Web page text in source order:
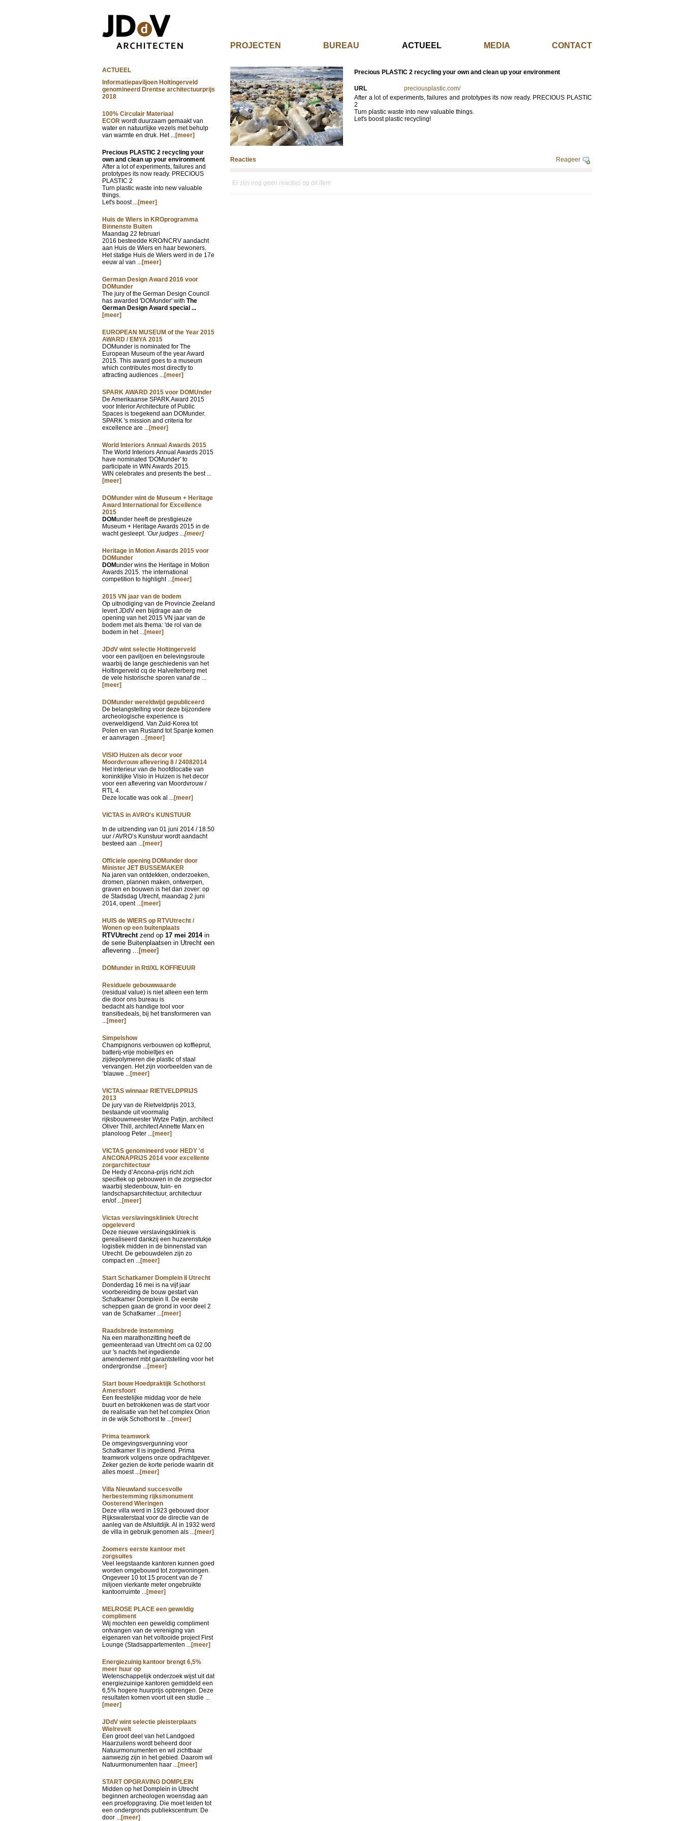
PROJECTEN BUREAU ACTUEEL MEDIA CONTACT
ACTUEEL
Informatiepaviljoen Holtingerveld
genomineerd Drentse architectuurprijs
2018
100% Circulair Materiaal
ECOR wordt duurzaam gemaakt van
water en natuurlijke vezels met behulp
van warmte en druk. Het ...[meer]
Precious PLASTIC 2 recycling your
own and clean up your environment
After a lot of experiments, failures and
prototypes its now ready. PRECIOUS
PLASTIC 2
Turn plastic waste into new valuable
things.
Let's boost ...[meer]
Huis de Wiers in KROprogramma
Binnenste Buiten
Maandag 22 februari
2016 besteedde KRO/NCRV aandacht
aan Huis de Wiers en haar bewoners.
Het statige Huis de Wiers werd in de 17e
eeuw al van ...[meer]
German Design Award 2016 voor
DOMunder
The jury of the German Design Council
has awarded 'DOMunder' with The
German Design Award special ...
[meer]
EUROPEAN MUSEUM of the Year 2015
AWARD / EMYA 2015
DOMunder is nominated for The
European Museum of the year Award
2015. This award goes to a museum
which contributes most directly to
attracting audiences ...[meer]
SPARK AWARD 2015 voor DOMUnder
De Amerikaanse SPARK Award 2015
voor Interior Architecture of Public
Spaces is toegekend aan DOMunder.
SPARK 's mission and criteria for
excellence are ...[meer]
World Interiors Annual Awards 2015
The World Interiors Annual Awards 2015
have nominated 'DOMunder' to
participate in WIN Awards 2015.
WIN celebrates and presents the best ...
[meer]
DOMunder wint de Museum + Heritage
Award International for Excellence
2015
DOMunder heeft de prestigieuze
Museum + Heritage Awards 2015 in de
wacht gesleept. 'Our judges ...[meer]
Heritage in Motion Awards 2015 voor
DOMunder
DOMunder wins the Heritage in Motion
Awards 2015. The international
competition to highlight ...[meer]
2015 VN jaar van de bodem
Op uitnodiging van de Provincie Zeeland
levert JDdV een bijdrage aan de
opening van het 2015 VN jaar van de
bodem met als thema: 'de rol van de
bodem in het ...[meer]
JDdV wint selectie Holtingerveld
voor een paviljoen en belevingsroute
waarbij de lange geschiedenis van het
Holtingerveld cq de Halvelterberg met
de vele historische sporen vanaf de ...
[meer]
DOMunder wereldwijd gepubliceerd
De belangstelling voor deze bijzondere
archeologische experience is
overweldigend. Van Zuid-Korea tot
Polen en van Rusland tot Spanje komen
er aanvragen ...[meer]
VISIO Huizen als decor voor
Moordvrouw aflevering 8 / 24082014
Het interieur van de hoofdlocatie van
koninklijke Visio in Huizen is het decor
voor een aflevering van Moordvrouw /
RTL 4.
Deze locatie was ook al ...[meer]
VICTAS in AVRO's KUNSTUUR
In de uitzending van 01 juni 2014 / 18.50
uur / AVRO’s Kunstuur wordt aandacht
besteed aan ...[meer]
Officiele opening DOMunder door
Minister JET BUSSEMAKER
Na jaren van ontdekken, onderzoeken,
dromen, plannen maken, ontwerpen,
graven en bouwen is het dan zover: op
de Stadsdag Utrecht, maandag 2 juni
2014, opent ...[meer]
HUIS de WIERS op RTVUtrecht /
Wonen op een buitenplaats
RTVUtrechtzend op 17 mei 2014 in
de serie Buitenplaatsen in Utrecht een
aflevering ... [meer]
DOMunder in Rtl/XL KOFFIEUUR
Residuele gebouwwaarde
(residual value) is niet alleen een term
die door ons bureau is
bedacht als handige tool voor
transitiedeals, bij het transformeren van
...[meer]
Simpelshow
Champignons verbouwen op koffieprut,
batterij-vrije mobieltjes en
zijdepolymeren die plastic of staal
vervangen. Het zijn voorbeelden van de
‘blauwe ...[meer]
VICTAS winnaar RIETVELDPRIJS
2013
De jury van de Rietveldprijs 2013,
bestaande uit voormalig
rijksbouwmeester Wytze Patijn, architect
Oliver Thill, architect Annette Marx en
planoloog Peter ...[meer]
VICTAS genomineerd voor HEDY 'd
ANCONAPRIJS 2014 voor excellente
zorgarchitectuur
De Hedy d’Ancona-prijs richt zich
specifiek op gebouwen in de zorgsector
waarbij stedenbouw, tuin- en
landschapsarchitectuur, architectuur
en/of ...[meer]
Victas verslavingskliniek Utrecht
opgeleverd
Deze nieuwe verslavingskliniek is
gerealiseerd dankzij een huzarenstukje
logistiek midden in de binnenstad van
Utrecht. De gebouwdelen zijn zo
compact en ...[meer]
Start Schatkamer Domplein II Utrecht
Donderdag 16 mei is na vijf jaar
voorbereiding de bouw gestart van
Schatkamer Domplein II. De eerste
scheppen gaan de grond in voor deel 2
van de Schatkamer ...[meer]
Raadsbrede instemming
Na een marathonzitting heeft de
gemeenteraad van Utrecht om ca 02.00
uur 's nachts het ingediende
amendement mbt garantstelling voor het
ondergrondse ...[meer]
Start bouw Hoedpraktijk Schothorst
Amersfoort
Een feestelijke middag voor de hele
buurt en betrokkenen was de start voor
de realisatie van het het complex Orion
in de wijk Schothorst te ...[meer]
Prima teamwork
De omgevingsvergunning voor
Schatkamer II is ingediend. Prima
teamwork volgens onze opdrachtgever.
Zeker gezien de korte periode waarin dit
alles moest ...[meer]
Villa Nieuwland succesvolle
herbestemming rijksmonument
Oosterend Wieringen
Deze villa werd in 1923 gebouwd door
Rijkswaterstaat voor de directie van de
aanleg van de Afsluitdijk. Al in 1932 werd
de villa in gebruik genomen als ...[meer]
Zoomers eerste kantoor met
zorgsuites
Veel leegstaande kantoren kunnen goed
worden omgebouwd tot zorgwoningen.
Ongeveer 10 tot 15 procent van de 7
miljoen vierkante meter ongebruikte
kantoorruimte ...[meer]
MELROSE PLACE een geweldig
compliment
Wij mochten een geweldig compliment
ontvangen van de vereniging van
eigenaren van het voltooide project First
Lounge (Stadsappartementen ...[meer]
Energiezuinig kantoor brengt 6,5%
meer huur op
Wetenschappelijk onderzoek wijst uit dat
energiezuinige kantoren gemiddeld een
6,5% hogere huurprijs opbrengen. Deze
resultaten komen voort uit een studie ...
[meer]
JDdV wint selectie pleisterplaats
Wielrevelt
Een groot deel van het Landgoed
Haarzuilens wordt beheerd door
Natuurmonumenten en wil zichtbaar
aanwezig zijn in het gebied. Daarom wil
Natuurmonumenten haar ...[meer]
START OPGRAVING DOMPLEIN
Midden op het Domplein in Utrecht
beginnen archeologen woensdag aan
een proefopgraving. Die moet leiden tot
een ondergronds publiekscentrum: De
door ...[meer]
Precious PLASTIC 2 recycling your own and clean up your environment
URL
preciousplastic.com/
After a lot of experiments, failures and prototypes its now ready. PRECIOUS PLASTIC
2
Turn plastic waste into new valuable things.
Let's boost plastic recycling!
Reacties Reageer
Er zijn nog geen reacties op dit item